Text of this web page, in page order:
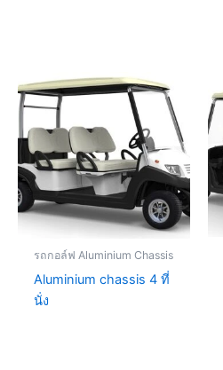
รถกอล์ฟ Aluminium Chassis
Aluminium chassis 4 ที่
นั่ง